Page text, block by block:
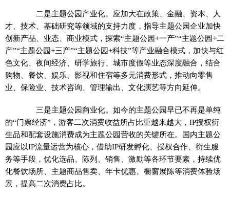
二是主题公园产业化。应加大在政策、金融、资本、人
才、技术、基础研究等领域的支持力度，指导主题公园企业加快
创新产品、业态、商业模式，探索“主题公园+一产”“主题公园+二
产”“主题公园+三产”“主题公园+科技”等产业融合模式，加快与红
色文化、夜间经济、研学旅行、城市度假等业态深度融合，结合
购物、餐饮、娱乐、影视和住宿等多元消费形式，推动向零售
业、保险业、技术咨询、管理输出、文化演艺等方向延伸。
三是主题公园商业化。如今的主题公园早已不再是单纯
的“门票经济”，游客二次消费收益所占比重越来越大，IP授权衍
生品和配套设施消费成为主题公园营收的关键所在。国内主题公
园应以IP流量运营为核心，借助IP研发孵化、授权合作、衍生服
务等手段，优化选品、陈列、销售、激励等各环节要素，持续优
化餐饮场所、主题商品售卖、年卡优惠、橱窗展陈等消费体验场
景，提高二次消费占比。